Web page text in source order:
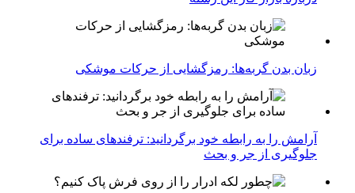
زبان بدن گربه‌ها: رمزگشایی از حرکات موشکی
آرامش را به رابطه خود برگردانید: ترفندهای ساده برای
جلوگیری از جر و بحث